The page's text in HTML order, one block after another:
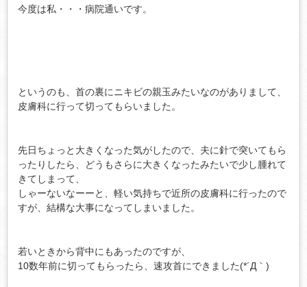
今度は私・・・病院通いです。
というのも、首の裏にニキビの親玉みたいなのがありまして、
皮膚科に行って切ってもらいました。
先日ちょっと大きくなった気がしたので、夫に針で突いてもら
ったりしたら、どうもさらに大きくなったみたいで少し腫れて
きてしまって、
しゃーないなーーと、軽い気持ちで近所の皮膚科に行ったので
すが、結構な大事になってしまいました。
若いときから背中にもあったのですが、
10数年前に切ってもらったら、速攻首にできました(*´Д｀)